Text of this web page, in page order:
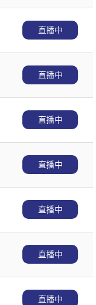
直播中
直播中
直播中
直播中
直播中
直播中
直播中